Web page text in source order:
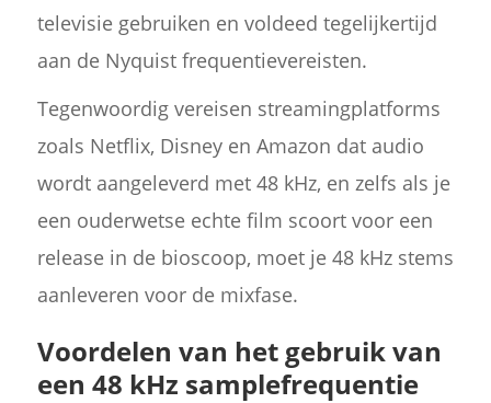
televisie gebruiken en voldeed tegelijkertijd
aan de Nyquist frequentievereisten.
Tegenwoordig vereisen streamingplatforms
zoals Netflix, Disney en Amazon dat audio
wordt aangeleverd met 48 kHz, en zelfs als je
een ouderwetse echte film scoort voor een
release in de bioscoop, moet je 48 kHz stems
aanleveren voor de mixfase.
Voordelen van het gebruik van
een 48 kHz samplefrequentie